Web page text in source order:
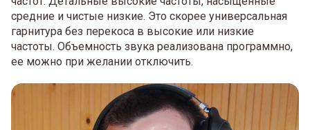
средние и чистые низкие. Это скорее универсальная
гарнитура без перекоса в высокие или низкие
частоты. Объемность звука реализована программно,
ее можно при желании отключить.